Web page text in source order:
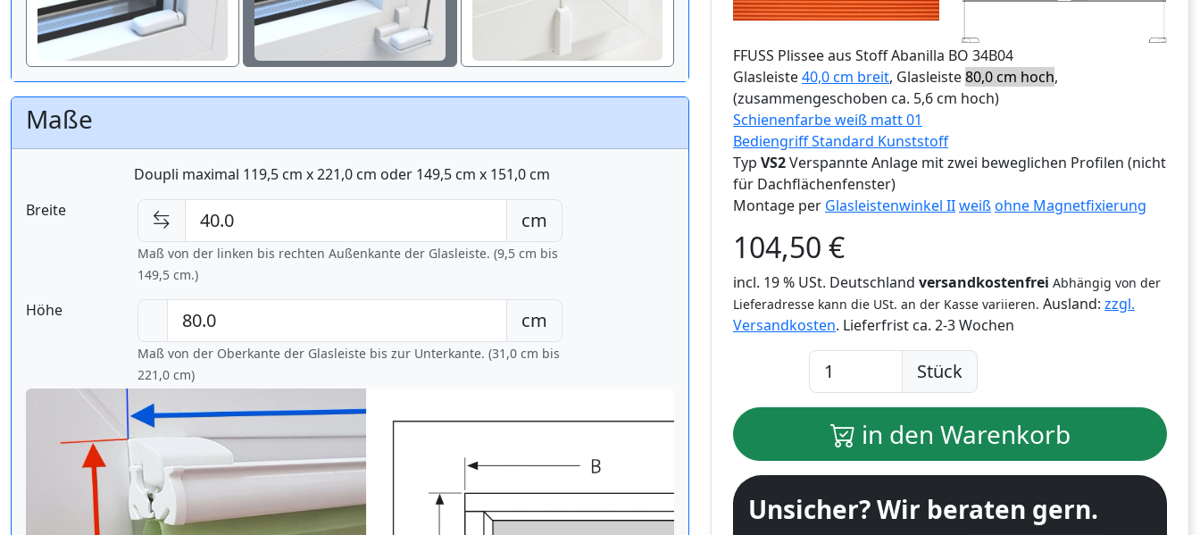
Maße
Doupli maximal 119,5 cm x 221,0 cm oder 149,5 cm x 151,0 cm
Breite
cm
Maß von der linken bis rechten Außenkante der Glasleiste. (9,5 cm bis
149,5 cm.)
Höhe cm
Maß von der Oberkante der Glasleiste bis zur Unterkante. (31,0 cm bis
221,0 cm)
FFUSS Plissee aus Stoff Abanilla BO 34B04
Glasleiste40,0 cm breit, Glasleiste80,0 cm hoch,
(zusammengeschoben ca. 5,6 cm hoch)
Schienenfarbe weiß matt 01
Bediengriff Standard Kunststoff
Typ VS2Verspannte Anlage mit zwei beweglichen Profilen (nicht
für Dachflächenfenster)
Montage per Glasleistenwinkel IIweißohne Magnetfixierung
104,50 €
incl. 19 % USt. Deutschland versandkostenfrei Abhängig von der
Lieferadresse kann die USt. an der Kasse variieren. Ausland: zzgl.
Versandkosten. Lieferfrist ca. 2-3 Wochen
Stück
in den Warenkorb
Unsicher? Wir beraten gern.